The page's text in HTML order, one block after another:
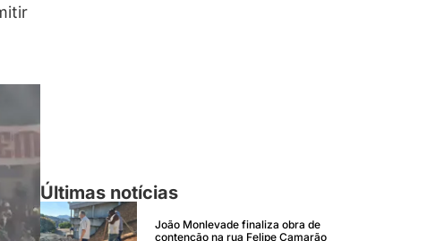
Últimas notícias
João Monlevade finaliza obra de
contenção na rua Felipe Camarão